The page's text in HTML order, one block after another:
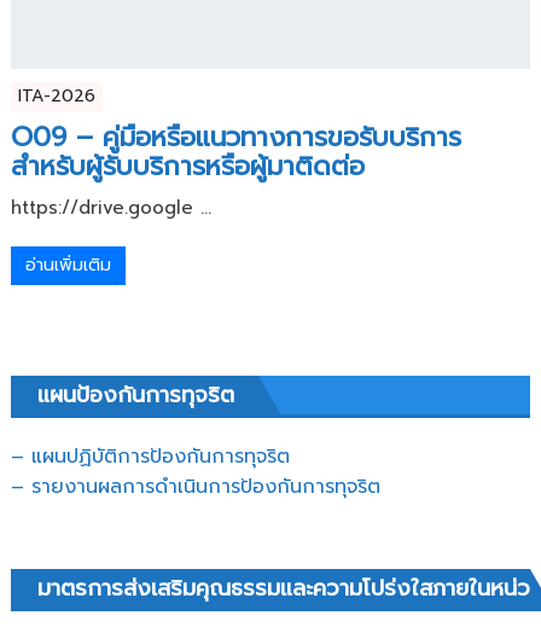
ITA-2026
O09 – คู่มือหรือแนวทางการขอรับบริการ
สำหรับผู้รับบริการหรือผู้มาติดต่อ
https://drive.google ...
อ่านเพิ่มเติม
แผนป้องกันการทุจริต
– แผนปฏิบัติการป้องกันการทุจริต
– รายงานผลการดำเนินการป้องกันการทุจริต
มาตรการส่งเสริมคุณธรรมและความโปร่งใสภายในหน่ว